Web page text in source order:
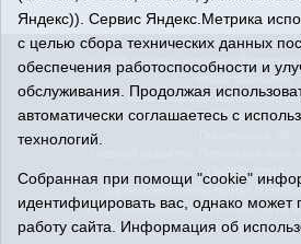
© 2026 Сетевое издание «Ишимская
права защищены.
© При использовании материалов
Адрес редакции: 627750 Тюменская
(34551) 23814
Адрес электронной почты:
Регистрационный номер СМИ Эл №
Федеральной службой по надзору
Яндекс)). Сервис Яндекс.Метрика
с целью сбора технических данных
обеспечения работоспособности и
обслуживания. Продолжая
автоматически соглашаетесь с
технологий.
Собранная при помощи "cookie"
идентифицировать вас, однако может
работу сайта. Информация об